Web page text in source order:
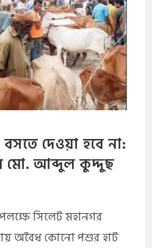
দেওয়া হবে না:
মো. আব্দুল কুদ্দুছ
সিলেট মহানগর
অবৈধ কোনো পশুর হাট